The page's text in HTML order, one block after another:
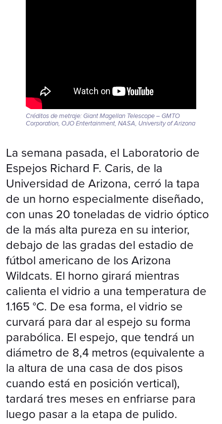
Créditos de metraje: Giant Magellan Telescope – GMTO
Corporation, OJO Entertainment, NASA, University of Arizona
La semana pasada, el Laboratorio de
Espejos Richard F. Caris, de la
Universidad de Arizona, cerró la tapa
de un horno especialmente diseñado,
con unas 20 toneladas de vidrio óptico
de la más alta pureza en su interior,
debajo de las gradas del estadio de
fútbol americano de los Arizona
Wildcats. El horno girará mientras
calienta el vidrio a una temperatura de
1.165 °C. De esa forma, el vidrio se
curvará para dar al espejo su forma
parabólica. El espejo, que tendrá un
diámetro de 8,4 metros (equivalente a
la altura de una casa de dos pisos
cuando está en posición vertical),
tardará tres meses en enfriarse para
luego pasar a la etapa de pulido.